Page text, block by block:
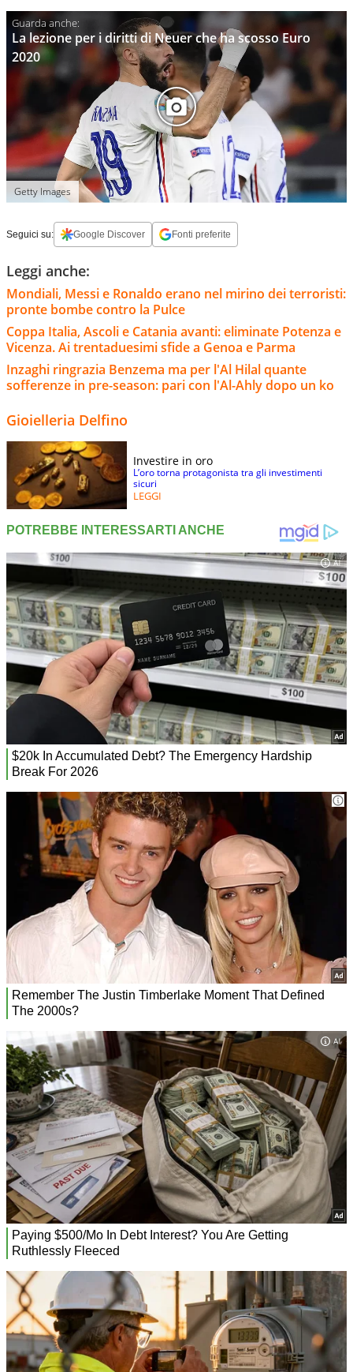
La lezione per i diritti di Neuer che ha scosso Euro
2020
Getty Images
Seguici su: Google Discover Fonti preferite
Leggi anche:
Mondiali, Messi e Ronaldo erano nel mirino dei terroristi:
pronte bombe contro la Pulce
Coppa Italia, Ascoli e Catania avanti: eliminate Potenza e
Vicenza. Ai trentaduesimi sfide a Genoa e Parma
Inzaghi ringrazia Benzema ma per l'Al Hilal quante
sofferenze in pre-season: pari con l'Al-Ahly dopo un ko
Gioielleria Delfino
Investire in oro
L’oro torna protagonista tra gli investimenti
sicuri
LEGGI